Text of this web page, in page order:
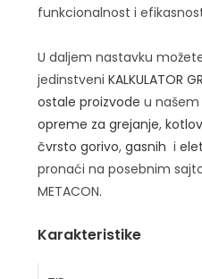
funkcionalnost i
U daljem nastavku
jedinstveniKALKULATOR
ostale proizvode u
opreme za grejanje,
čvrsto gorivo,gasnih i
pronaći na posebnim
METACON.
Karakteristike